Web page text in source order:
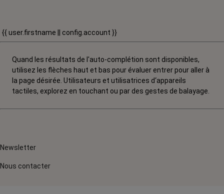
{{ user.firstname || config.account }}
Quand les résultats de l'auto-complétion sont disponibles,
utilisez les flèches haut et bas pour évaluer entrer pour aller à
la page désirée. Utilisateurs et utilisatrices d‘appareils
tactiles, explorez en touchant ou par des gestes de balayage.
Newsletter
Nous contacter